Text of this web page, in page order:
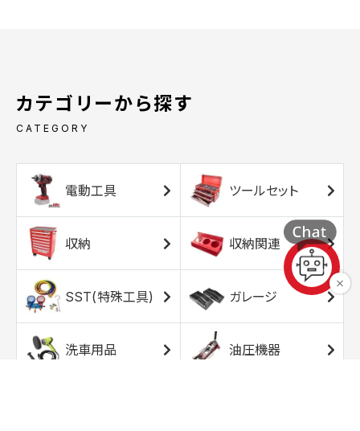
カテゴリーから探す
CATEGORY
電動工具 ツールセット
収納 収納関連
SST(特殊工具) ガレージ
洗車用品 油圧機器